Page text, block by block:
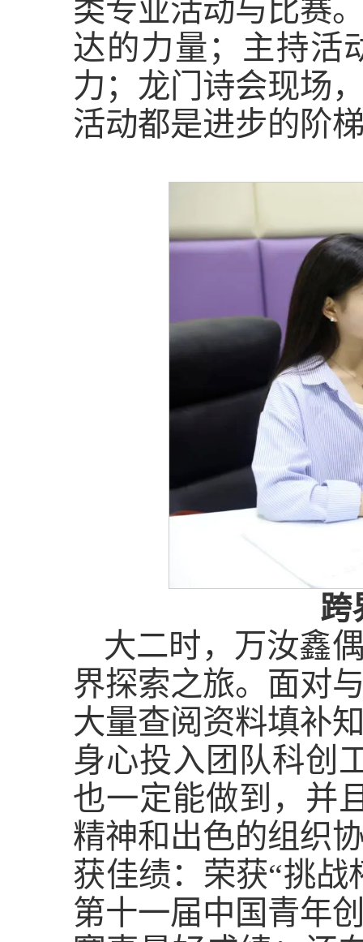
类专业活动与比赛
达的力量；主持活
力；龙门诗会现场
活动都是进步的阶
跨
大二时，万汝鑫
界探索之旅。面对
大量查阅资料填补
身心投入团队科创
也一定能做到，并
精神和出色的组织
获佳绩：荣获“挑
第十一届中国青年